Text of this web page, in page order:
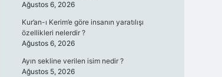
Ağustos 6, 2026
Kur’an-ı Kerim’e göre insanın yaratılışı
özellikleri nelerdir ?
Ağustos 6, 2026
Ayın sekline verilen isim nedir ?
Ağustos 5, 2026